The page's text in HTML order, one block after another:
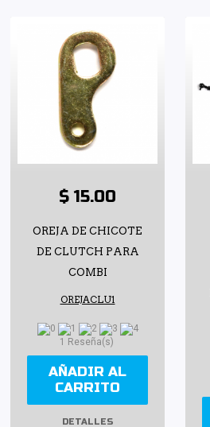
$ 15.00
OREJA DE CHICOTE
DE CLUTCH PARA
COMBI
OREJACLU1
1 Reseña(s)
AÑADIR AL
CARRITO
DETALLES